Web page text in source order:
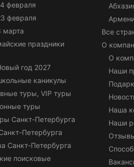
февраля
февраля
марта
праздники
год 2027
каникулы
туры, VIP туры
туры
Санкт-Петербурга
Петербурга
Санкт-Петербурга
поисковые
Все
О
О
Наши
Наша
Наши